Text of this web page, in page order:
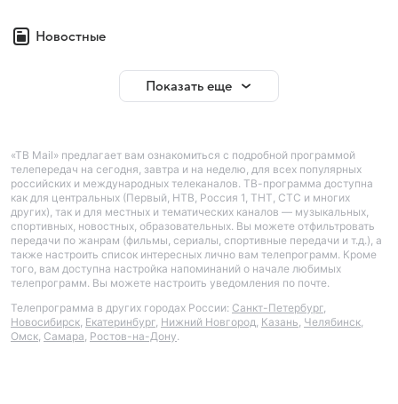
Новостные
Показать еще
«ТВ Mail» предлагает вам ознакомиться с подробной программой
телепередач на сегодня, завтра и на неделю, для всех популярных
российских и международных телеканалов. ТВ-программа доступна
как для центральных (Первый, НТВ, Россия 1, ТНТ, СТС и многих
других), так и для местных и тематических каналов — музыкальных,
спортивных, новостных, образовательных. Вы можете отфильтровать
передачи по жанрам (фильмы, сериалы, спортивные передачи и т.д.), а
также настроить список интересных лично вам телепрограмм. Кроме
того, вам доступна настройка напоминаний о начале любимых
телепрограмм. Вы можете настроить уведомления по почте.
Телепрограмма в других городах России: Санкт-Петербург,
Новосибирск, Екатеринбург, Нижний Новгород, Казань, Челябинск,
Омск, Самара, Ростов-на-Дону.